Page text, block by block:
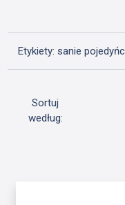
Etykiety: sanie
Sortuj
według: